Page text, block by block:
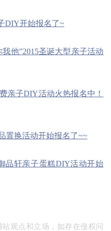
DIY开始报名了~
他”2015圣诞大型亲子活动
亲子DIY活动火热报名中！
置换活动开始报名了~~
品轩亲子蛋糕DIY活动开始
观点和立场，如存在侵权问